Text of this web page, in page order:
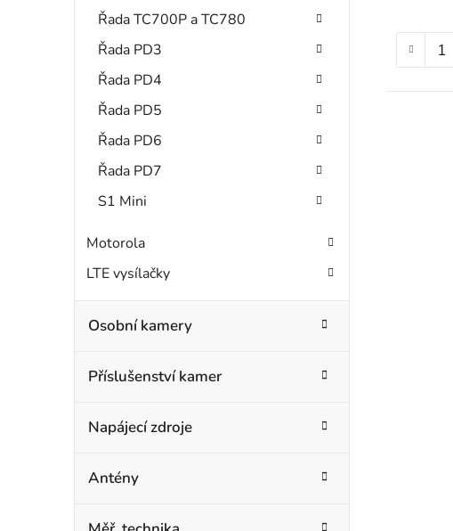
Řada TC700P a TC780
Řada PD3
Řada PD4
Řada PD5
Řada PD6
Řada PD7
S1 Mini
Motorola
LTE vysílačky
Osobní kamery
Příslušenství kamer
Napájecí zdroje
Antény